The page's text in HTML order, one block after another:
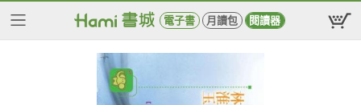
電子書 月讀包 閱讀器